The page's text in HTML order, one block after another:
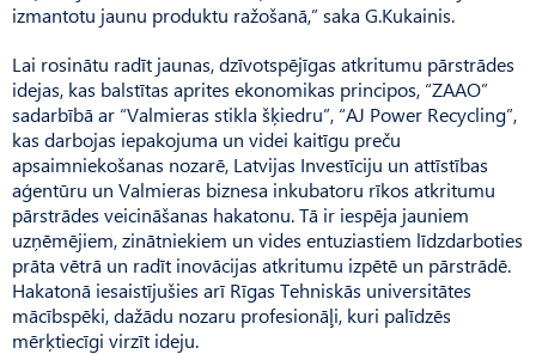
izmantotu jaunu produktu ražošanā,” saka G.Kukainis.
Lai rosinātu radīt jaunas, dzīvotspējīgas atkritumu pārstrādes
idejas, kas balstītas aprites ekonomikas principos, “ZAAO”
sadarbībā ar “Valmieras stikla šķiedru”, “AJ Power Recycling”,
kas darbojas iepakojuma un videi kaitīgu preču
apsaimniekošanas nozarē, Latvijas Investīciju un attīstības
aģentūru un Valmieras biznesa inkubatoru rīkos atkritumu
pārstrādes veicināšanas hakatonu. Tā ir iespēja jauniem
uzņēmējiem, zinātniekiem un vides entuziastiem līdzdarboties
prāta vētrā un radīt inovācijas atkritumu izpētē un pārstrādē.
Hakatonā iesaistījušies arī Rīgas Tehniskās universitātes
mācībspēki, dažādu nozaru profesionāļi, kuri palīdzēs
mērķtiecīgi virzīt ideju.